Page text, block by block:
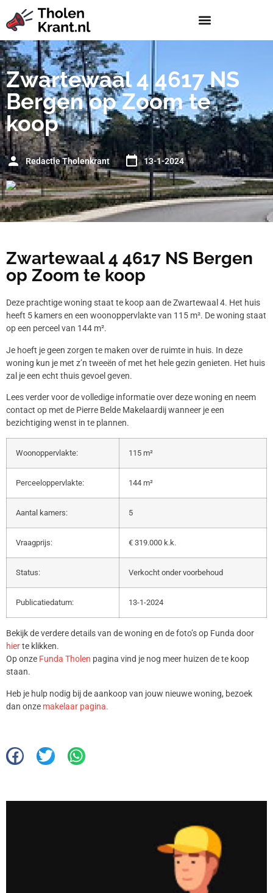
Zwartewaal 4 4617 NS
Bergen op Zoom te
koop
Redactie Tholenkrant 13-1-2024
Zwartewaal 4 4617 NS Bergen
op Zoom te koop
Deze prachtige woning staat te koop aan de Zwartewaal 4. Het huis
heeft 5 kamers en een woonoppervlakte van 115 m². De woning staat
op een perceel van 144 m².
Je hoeft je geen zorgen te maken over de ruimte in huis. In deze
woning kun je met z’n tweeën of met het hele gezin genieten. Het huis
zal je een echt thuis gevoel geven.
Lees verder voor de volledige informatie over deze woning en neem
contact op met de Pierre Belde Makelaardij wanneer je een
bezichtiging wenst in te plannen.
Woonoppervlakte: 115 m²
Perceeloppervlakte: 144 m²
Aantal kamers: 5
Vraagprijs: € 319.000 k.k.
Status: Verkocht onder voorbehoud
Publicatiedatum: 13-1-2024
Bekijk de verdere details van de woning en de foto’s op Funda door
hierte klikken.
Op onze Funda Tholen pagina vind je nog meer huizen de te koop
staan.
Heb je hulp nodig bij de aankoop van jouw nieuwe woning, bezoek
dan onze makelaar pagina.